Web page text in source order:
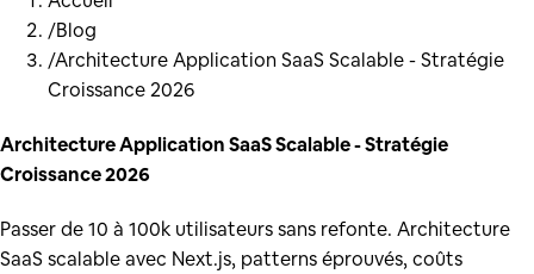
/Blog
/Architecture Application SaaS Scalable - Stratégie
Croissance 2026
Architecture Application SaaS Scalable - Stratégie
Croissance 2026
Passer de 10 à 100k utilisateurs sans refonte. Architecture
SaaS scalable avec Next.js, patterns éprouvés, coûts